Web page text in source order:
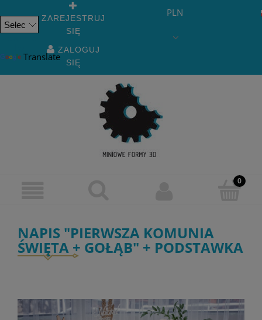
Translate
ZAREJESTRUJ
SIĘ
ZALOGUJ
SIĘ
PLN
NAPIS "PIERWSZA KOMUNIA
ŚWIĘTA + GOŁĄB" + PODSTAWKA